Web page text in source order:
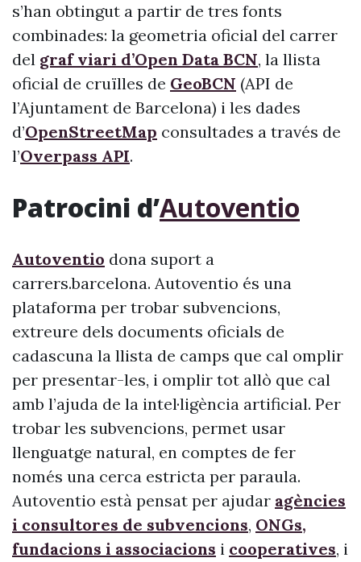
s’han obtingut a partir de tres fonts
combinades: la geometria oficial del carrer
del graf viari d’Open Data BCN, la llista
oficial de cruïlles de GeoBCN (API de
l’Ajuntament de Barcelona) i les dades
d’OpenStreetMap consultades a través de
l’Overpass API.
Patrocini d’Autoventio
Autoventio dona suport a
carrers.barcelona. Autoventio és una
plataforma per trobar subvencions,
extreure dels documents oficials de
cadascuna la llista de camps que cal omplir
per presentar-les, i omplir tot allò que cal
amb l’ajuda de la intel·ligència artificial. Per
trobar les subvencions, permet usar
llenguatge natural, en comptes de fer
només una cerca estricta per paraula.
Autoventio està pensat per ajudar agències
i consultores de subvencions, ONGs,
fundacions i associacions i cooperatives, i